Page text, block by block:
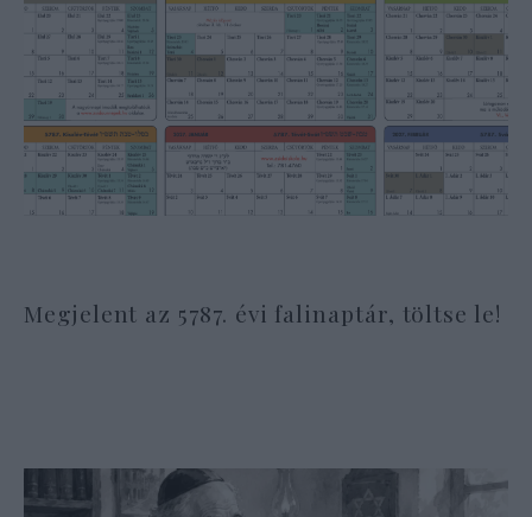
Megjelent az 5787. évi falinaptár, töltse le!